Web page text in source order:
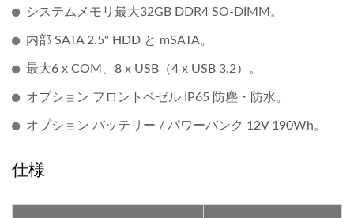
システムメモリ最大32GB DDR4 SO-DIMM。
内部 SATA 2.5" HDD と mSATA。
最大6 x COM、8 x USB（4 x USB 3.2）。
オプション フロントベゼル IP65 防塵・防水。
オプション バッテリー / パワーバンク 12V 190Wh。
仕様